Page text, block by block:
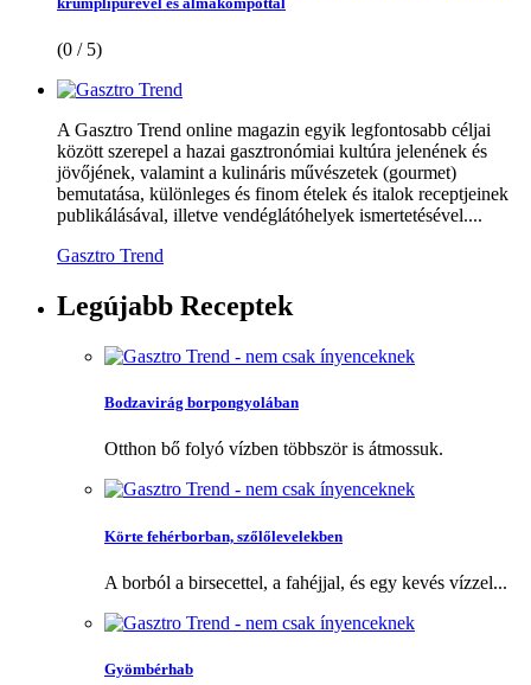
(0 / 5)
A Gasztro Trend online magazin egyik legfontosabb céljai
között szerepel a hazai gasztronómiai kultúra jelenének és
jövőjének, valamint a kulináris művészetek (gourmet)
bemutatása, különleges és finom ételek és italok receptjeinek
publikálásával, illetve vendéglátóhelyek ismertetésével....
Gasztro Trend
Legújabb Receptek
Bodzavirág borpongyolában
Otthon bő folyó vízben többször is átmossuk.
Körte fehérborban, szőlőlevelekben
A borból a birsecettel, a fahéjjal, és egy kevés vízzel...
Gyömbérhab